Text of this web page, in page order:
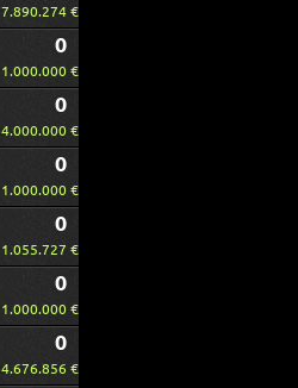
7.890.274 €
0
1.000.000 €
0
4.000.000 €
0
1.000.000 €
0
1.055.727 €
0
1.000.000 €
0
4.676.856 €